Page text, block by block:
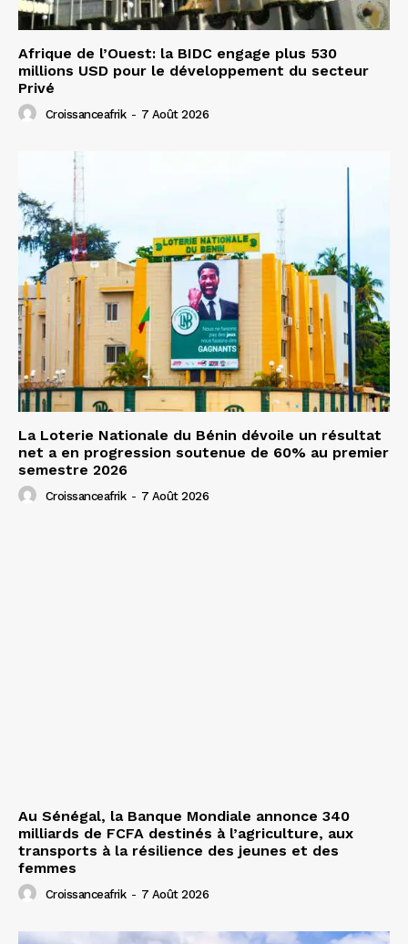
Afrique de l’Ouest: la BIDC engage plus 530
millions USD pour le développement du secteur
Privé
Croissanceafrik - 7 Août 2026
La Loterie Nationale du Bénin dévoile un résultat
net a en progression soutenue de 60% au premier
semestre 2026
Croissanceafrik - 7 Août 2026
Au Sénégal, la Banque Mondiale annonce 340
milliards de FCFA destinés à l’agriculture, aux
transports à la résilience des jeunes et des
femmes
Croissanceafrik - 7 Août 2026